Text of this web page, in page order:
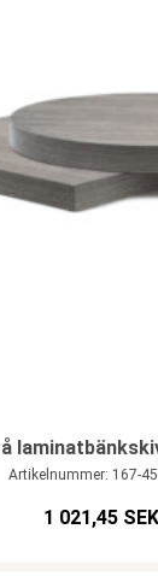
Artikelnummer: 167-
1 021,45 SEK